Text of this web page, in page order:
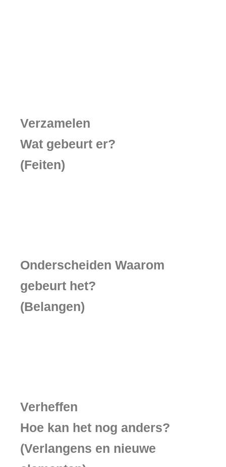
Verzamelen
Wat gebeurt er?
(Feiten)
Onderscheiden Waarom
gebeurt het?
(Belangen)
Verheffen
Hoe kan het nog anders?
(Verlangens en nieuwe